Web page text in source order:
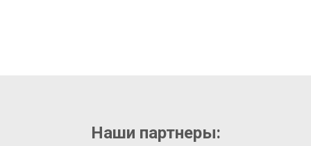
Наши партнеры: